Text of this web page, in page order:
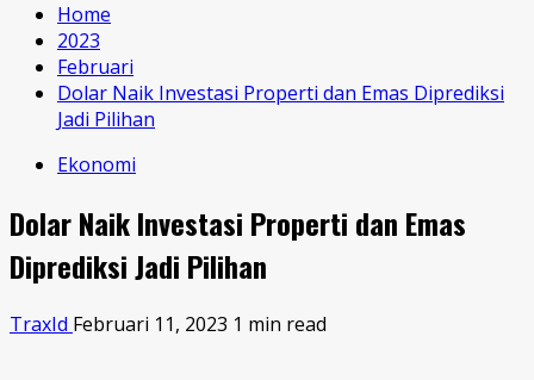
Home
2023
Februari
Dolar Naik Investasi Properti dan Emas Diprediksi
Jadi Pilihan
Ekonomi
Dolar Naik Investasi Properti dan Emas
Diprediksi Jadi Pilihan
TraxId Februari 11, 2023 1 min read